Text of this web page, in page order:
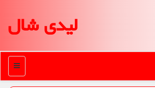
لیدی شال
منو